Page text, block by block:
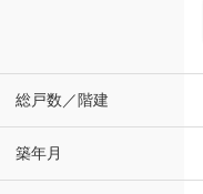
総戸数／階建
築年月